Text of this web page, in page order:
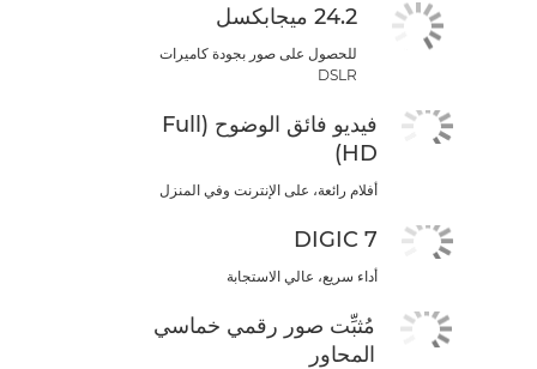
24.2 ميجابكسل
للحصول على صور بجودة كاميرات
DSLR
فيديو فائق الوضوح (Full
HD)
أفلام رائعة، على الإنترنت وفي المنزل
DIGIC 7
أداء سريع، عالي الاستجابة
مُثبِّت صور رقمي خماسي
المحاور